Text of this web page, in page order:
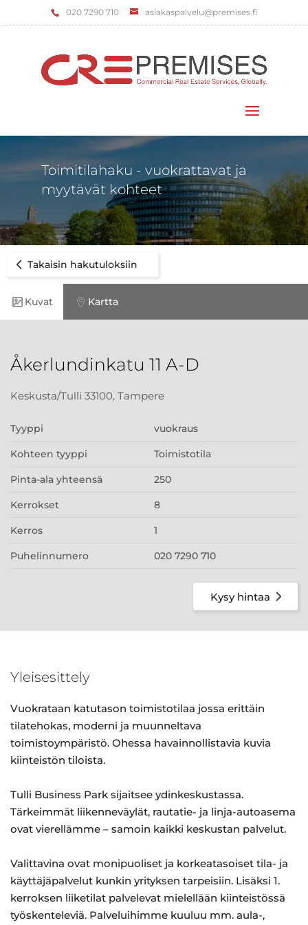
‌020 7290 710 asiakaspalvelu@premises.fi
Toimitilahaku - vuokrattavat ja
myytävät kohteet
Takaisin hakutuloksiin
Kuvat Kartta
Åkerlundinkatu 11 A-D
Keskusta/Tulli 33100, Tampere
Tyyppi vuokraus
Kohteen tyyppi Toimistotila
Pinta-ala yhteensä 250
Kerrokset 8
Kerros 1
Puhelinnumero 020 7290 710
Kysy hintaa
Yleisesittely
Vuokrataan katutason toimistotilaa jossa erittäin
tilatehokas, moderni ja muunneltava
toimistoympäristö. Ohessa havainnollistavia kuvia
kiinteistön tiloista.
Tulli Business Park sijaitsee ydinkeskustassa.
Tärkeimmät liikenneväylät, rautatie- ja linja-autoasema
ovat vierellämme – samoin kaikki keskustan palvelut.
Valittavina ovat monipuoliset ja korkeatasoiset tila- ja
käyttäjäpalvelut kunkin yrityksen tarpeisiin. Lisäksi 1.
kerroksen liiketilat palvelevat mielellään kiinteistössä
työskenteleviä. Palveluihimme kuuluu mm. aula-,